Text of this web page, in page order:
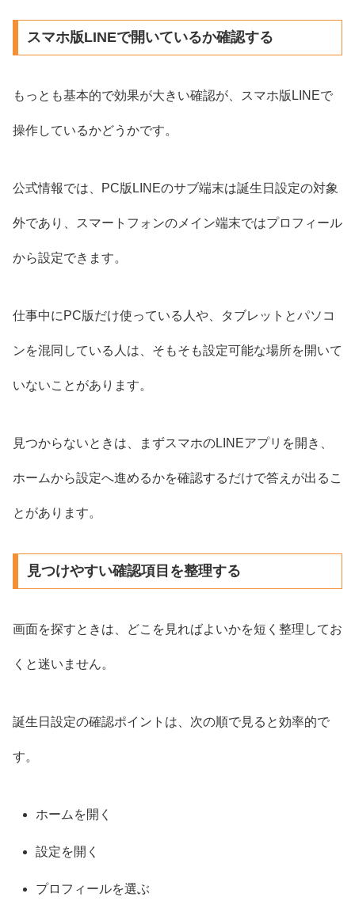
スマホ版LINEで開いているか確認する
もっとも基本的で効果が大きい確認が、スマホ版LINEで
操作しているかどうかです。
公式情報では、PC版LINEのサブ端末は誕生日設定の対象
外であり、スマートフォンのメイン端末ではプロフィール
から設定できます。
仕事中にPC版だけ使っている人や、タブレットとパソコ
ンを混同している人は、そもそも設定可能な場所を開いて
いないことがあります。
見つからないときは、まずスマホのLINEアプリを開き、
ホームから設定へ進めるかを確認するだけで答えが出るこ
とがあります。
見つけやすい確認項目を整理する
画面を探すときは、どこを見ればよいかを短く整理してお
くと迷いません。
誕生日設定の確認ポイントは、次の順で見ると効率的で
す。
ホームを開く
設定を開く
プロフィールを選ぶ